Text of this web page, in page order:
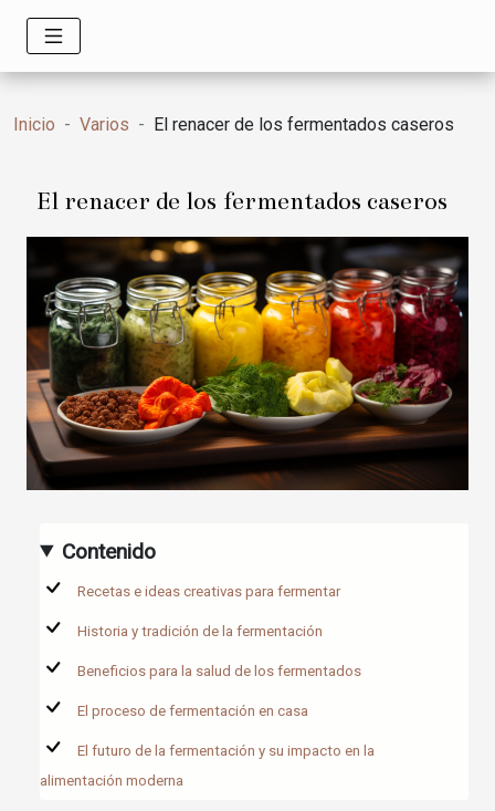
Inicio Varios El renacer de los fermentados caseros
El renacer de los fermentados caseros
Contenido
Recetas e ideas creativas para fermentar
Historia y tradición de la fermentación
Beneficios para la salud de los fermentados
El proceso de fermentación en casa
El futuro de la fermentación y su impacto en la
alimentación moderna